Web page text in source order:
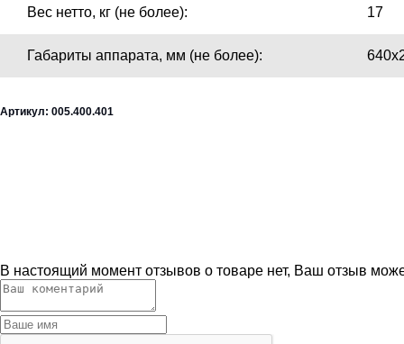
Вес нетто, кг (не более): 17
Габариты аппарата, мм (не более):
Артикул: 005.400.401
В настоящий момент отзывов о товаре нет, Ваш отзыв